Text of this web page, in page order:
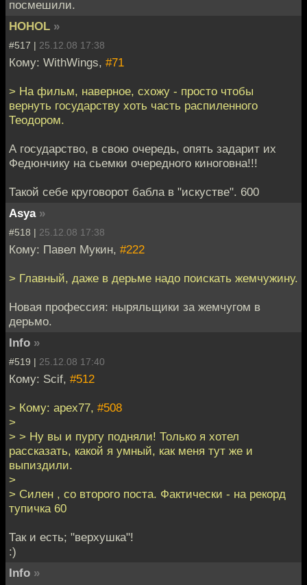
посмешили.
HOHOL »
#517 | 25.12.08 17:38
Кому: WithWings, #71
> На фильм, наверное, схожу - просто чтобы
вернуть государству хоть часть распиленного
Теодором.
А государство, в свою очередь, опять задарит их
Федюнчику на сьемки очередного киноговна!!!
Такой себе круговорот бабла в "искустве". 600
Asya »
#518 | 25.12.08 17:38
Кому: Павел Мукин, #222
> Главный, даже в дерьме надо поискать жемчужину.
Новая профессия: ныряльщики за жемчугом в
дерьмо.
Info »
#519 | 25.12.08 17:40
Кому: Scif, #512
> Кому: apex77, #508
>
> > Ну вы и пургу подняли! Только я хотел
рассказать, какой я умный, как меня тут же и
выпиздили.
>
> Силен , со второго поста. Фактически - на рекорд
тупичка 60
Так и есть; "верхушка"!
:)
Info »